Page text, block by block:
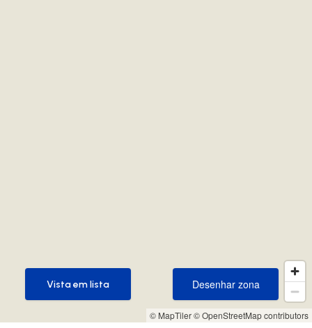
© MapTiler© OpenStreetMap contributors
Desenhar zona
Desenhar zona
Vista em lista
Vista em lista